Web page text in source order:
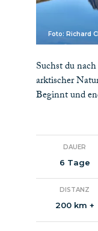
Foto: Richard
Suchst du
arktischer
Beginnt und
DAUER
6 Tage
DISTANZ
200 km +